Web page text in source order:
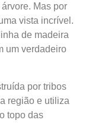
Mas por
vista incrível.
de madeira
um verdadeiro
por tribos
região e utiliza
topo das